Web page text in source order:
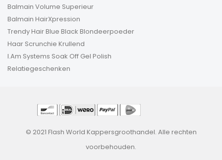
Balmain Volume Superieur
Balmain HairXpression
Trendy Hair Blue Black Blondeerpoeder
Haar Scrunchie Krullend
I.Am Systems Soak Off Gel Polish
Relatiegeschenken
© 2021 Flash World Kappersgroothandel. Alle rechten
voorbehouden.